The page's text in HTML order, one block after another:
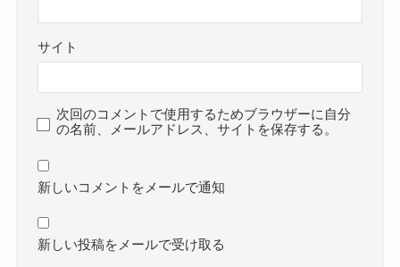
サイト
次回のコメントで使用するためブラウザーに自分
の名前、メールアドレス、サイトを保存する。
新しいコメントをメールで通知
新しい投稿をメールで受け取る